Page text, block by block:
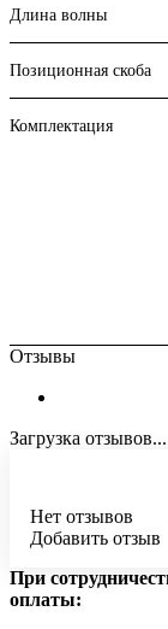
Длина волны
Позиционная скоба
Комплектация
Отзывы
Загрузка отзывов...
Нет отзывов
Добавить отзыв
При
оплаты: